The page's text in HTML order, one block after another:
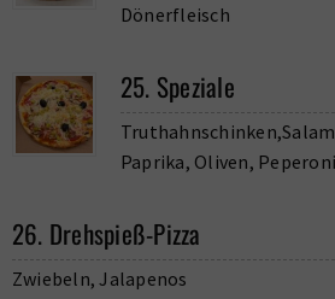
Dönerfleisch
25. Speziale
Paprika, Oliven, Peperoni
26. Drehspieß-Pizza
Zwiebeln, Jalapenos